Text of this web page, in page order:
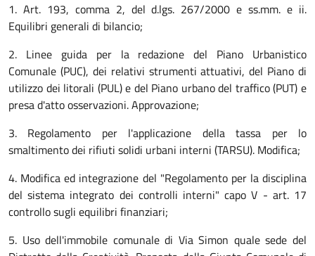
1. Art. 193, comma 2, del d.lgs. 267/2000 e ss.mm. e ii.
Equilibri generali di bilancio;
2. Linee guida per la redazione del Piano Urbanistico
Comunale (PUC), dei relativi strumenti attuativi, del Piano di
utilizzo dei litorali (PUL) e del Piano urbano del traffico (PUT) e
presa d'atto osservazioni. Approvazione;
3. Regolamento per l'applicazione della tassa per lo
smaltimento dei rifiuti solidi urbani interni (TARSU). Modifica;
4. Modifica ed integrazione del "Regolamento per la disciplina
del sistema integrato dei controlli interni" capo V - art. 17
controllo sugli equilibri finanziari;
5. Uso dell'immobile comunale di Via Simon quale sede del